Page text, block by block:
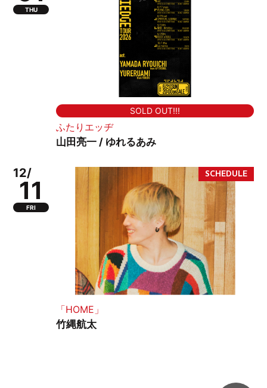
THU
SOLD OUT!!!
ふたりエッヂ
山田亮一 / ゆれるあみ
12/
11
FRI
「HOME」
竹縄航太